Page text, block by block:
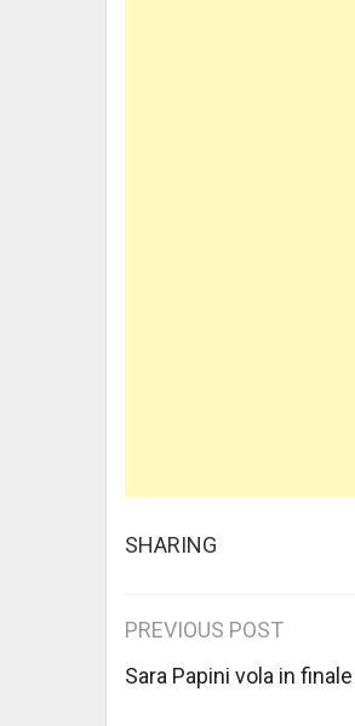
SHARING
Post
navigation
PREVIOUS POST
Sara Papini vola in